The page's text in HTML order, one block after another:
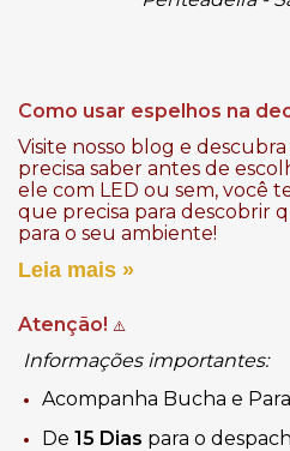
Como usar espelhos na
Visite nosso blog e
precisa saber antes de
ele com LED ou sem, você
que precisa para descobrir
para o seu ambiente!
Leia mais »
Atenção! ⚠️
Informações importantes:
Acompanha Bucha e
De 15 Dias para o